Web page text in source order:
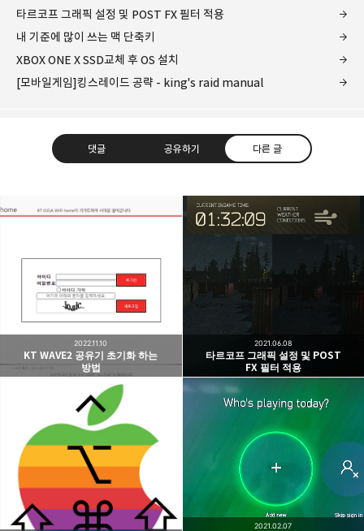
타르코프 그래픽 설정 및 POST FX 필터 적용
내 기준에 많이 쓰는 맥 단축키
XBOX ONE X SSD교체 후 OS 설치
[모바일게임]킹스레이드 공략 - king's raid manual
댓글 공유하기 다른 글
지구를 지켜야되는데 어른이 되어서 바쁘네요.
구독하기
구독하기 카카오톡 라인 트위터
네이버 블로그
KT WAVE2 공유기 초기화 하는
방법
2022.11.10
타르코프 그래픽 설정 및 POST
FX 필터 적용
2021.06.08
2021.02.07